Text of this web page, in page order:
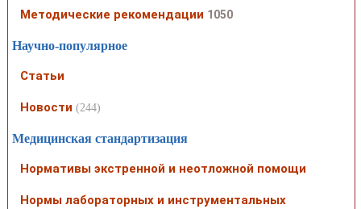
Методические рекомендации 1050
Научно-популярное
Статьи
Новости (244)
Медицинская стандартизация
Нормативы экстренной и неотложной помощи
Нормы лабораторных и инструментальных